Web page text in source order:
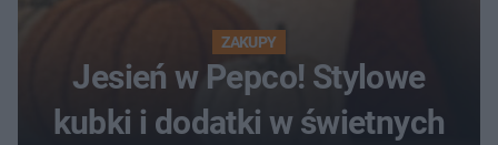
ZAKUPY
Jesień w Pepco! Stylowe
kubki i dodatki w świetnych